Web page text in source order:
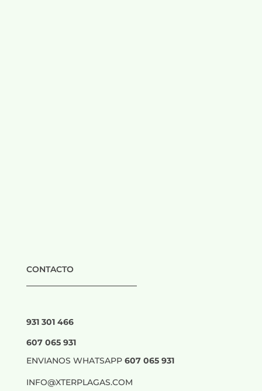
CONTACTO
931 301 466
607 065 931
ENVIANOS WHATSAPP 607 065 931
INFO@XTERPLAGAS.COM